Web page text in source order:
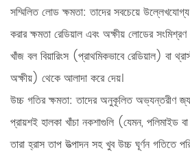
সম্মিলিত লোড ক্ষমতা:তাদের সবচেয়ে
করার ক্ষমতারেডিয়াল এবং অক্ষীয় লোডের সংমিশ্রণ
খাঁজ বল বিয়ারিংস (প্রাথমিকভাবে রেডিয়াল) বা
অক্ষীয়) থেকে আলাদা করে দেয়।
উচ্চ গতির ক্ষমতা:তাদের অনুকূলিত অভ্যন্তরীণ
প্রায়শই হালকা খাঁচা নকশাগুলি (যেমন, পলিমাইড
তারা হ্রাস তাপ উত্পাদন সহ খুব উচ্চ ঘূর্ণন গতিতে